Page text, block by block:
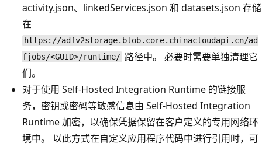
activity.json、linkedServices.json 和 datasets.json 存储
在
https://adfv2storage.blob.core.chinacloudapi.cn/ad
fjobs/<GUID>/runtime/ 路径中。 必要时需要单独清理它
们。
对于使用 Self-Hosted Integration Runtime 的链接服
务，密钥或密码等敏感信息由 Self-Hosted Integration
Runtime 加密，以确保凭据保留在客户定义的专用网络环
境中。 以此方式在自定义应用程序代码中进行引用时，可